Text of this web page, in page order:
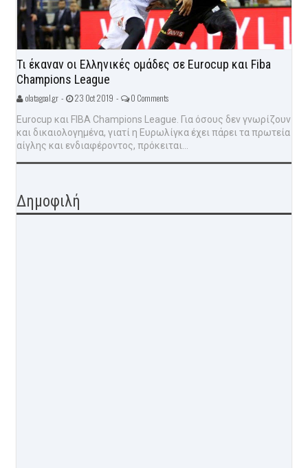
Τι έκαναν οι Ελληνικές ομάδες σε Eurocup και Fiba
Champions League
olatagoal.gr - 23 Oct 2019 - 0 Comments
Eurocup και FIBA Champions League. Για όσους δεν γνωρίζουν
και δικαιολογημένα, γιατί η Ευρωλίγκα έχει πάρει τα πρωτεία
αίγλης και ενδιαφέροντος, πρόκειται...
Δημοφιλή